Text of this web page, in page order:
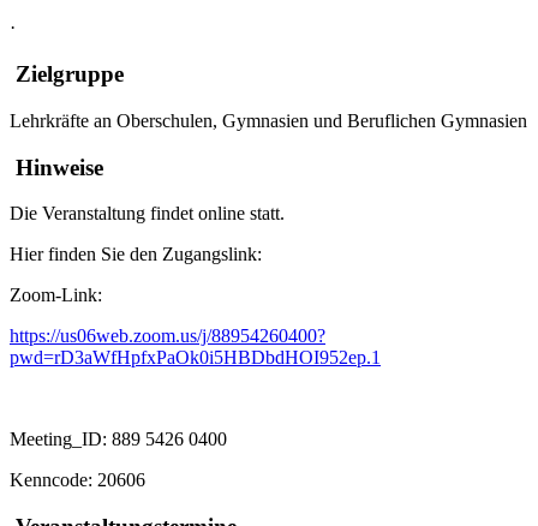
·
Zielgruppe
Lehrkräfte an Oberschulen, Gymnasien und Beruflichen Gymnasien
Hinweise
Die Veranstaltung findet online statt.
Hier finden Sie den Zugangslink:
Zoom-Link:
https://us06web.zoom.us/j/88954260400?
pwd=rD3aWfHpfxPaOk0i5HBDbdHOI952ep.1
Meeting_ID: 889 5426 0400
Kenncode: 20606